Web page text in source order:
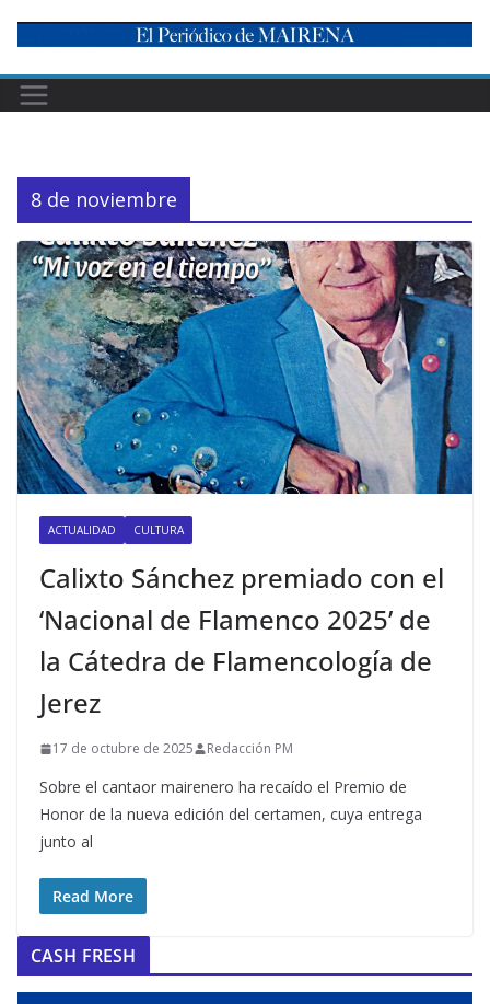
content
8 de noviembre
ACTUALIDAD CULTURA
Calixto Sánchez premiado con el
‘Nacional de Flamenco 2025’ de
la Cátedra de Flamencología de
Jerez
17 de octubre de 2025 Redacción PM
Sobre el cantaor mairenero ha recaído el Premio de
Honor de la nueva edición del certamen, cuya entrega
junto al
Read More
CASH FRESH